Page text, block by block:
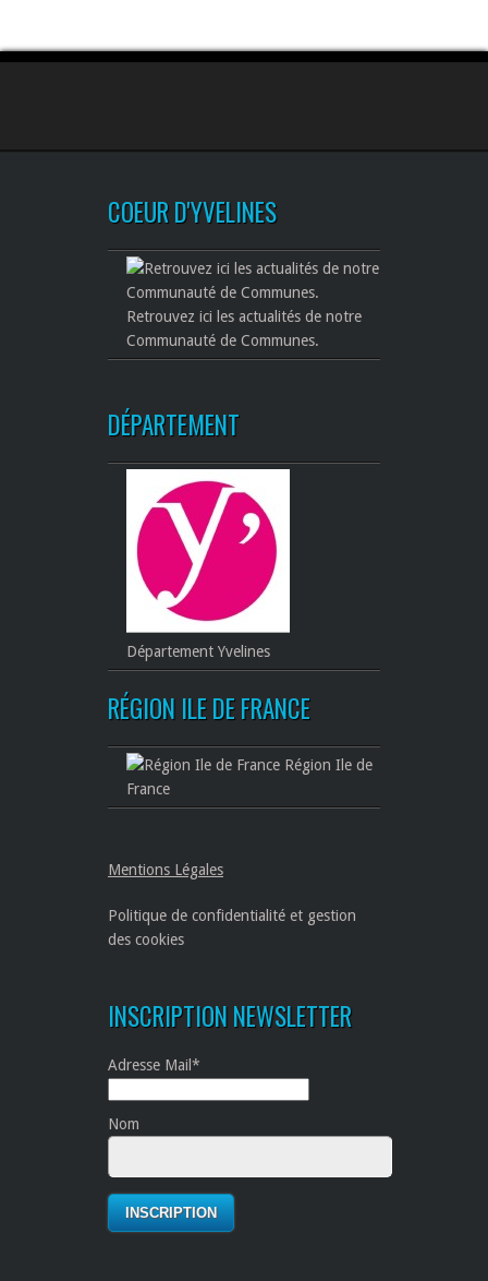
COEUR D'YVELINES
Retrouvez ici les actualités de notre
Communauté de Communes.
DÉPARTEMENT
Département Yvelines
RÉGION ILE DE FRANCE
Région Ile de
France
Mentions Légales
Politique de confidentialité et gestion
des cookies
INSCRIPTION NEWSLETTER
Adresse Mail*
Nom